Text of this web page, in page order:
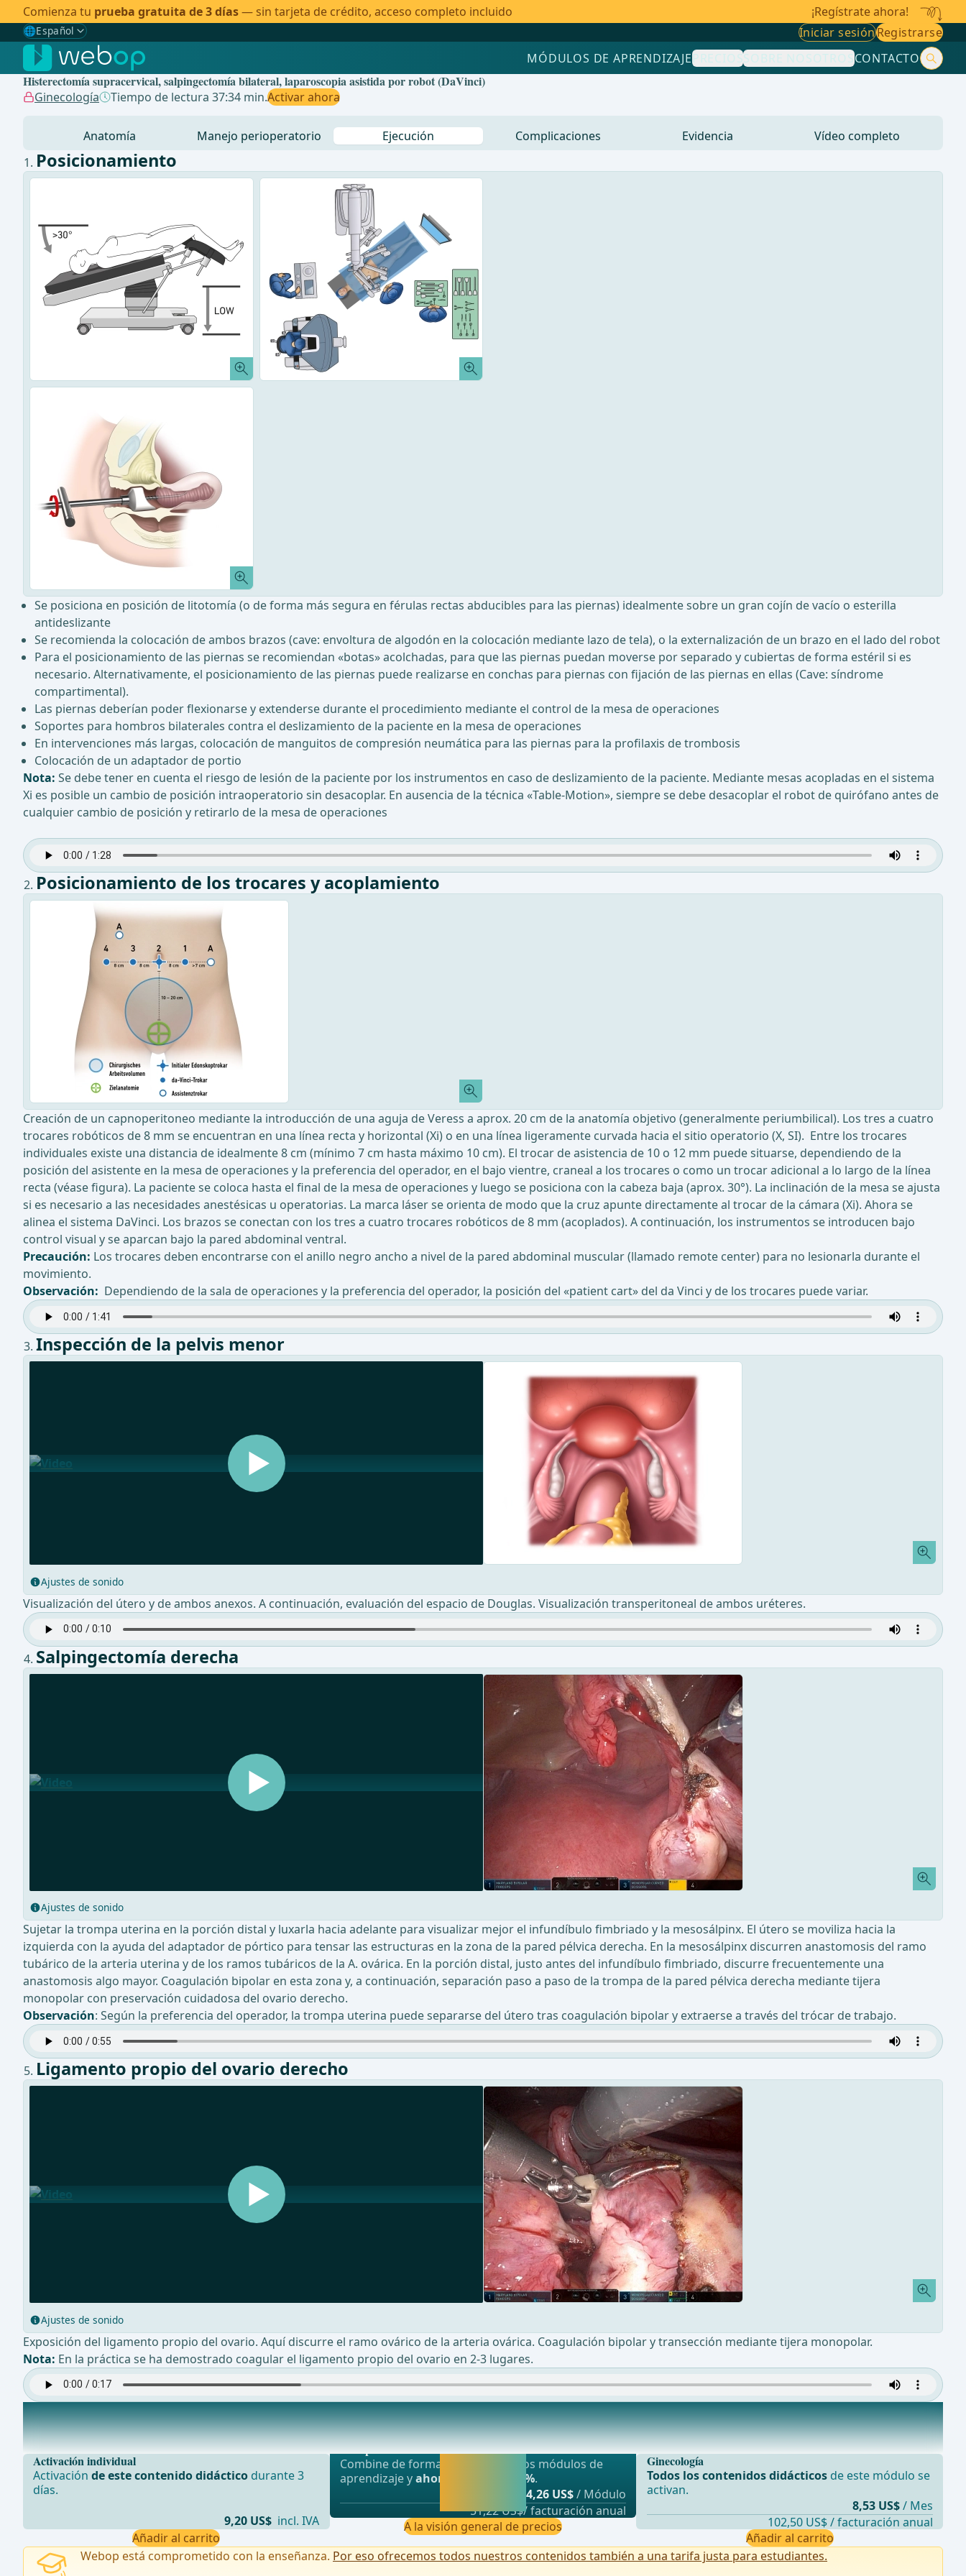
Comienza tu prueba gratuita de 3 días— sin tarjeta de crédito, acceso completo incluido ¡Regístrate ahora!
🌐Español
Gewählte Sprache: Español
🇩🇪 Alemán
🇬🇧Inglés
Brasileño
Iniciar sesiónRegistrarse
MÓDULOS DE APRENDIZAJEPRECIOSSOBRE NOSOTROSCONTACTO
Histerectomía supracervical, salpingectomía bilateral, laparoscopia asistida por robot (DaVinci)
Ginecología Tiempo de lectura 37:34 min.Activar ahora
Anatomía Manejo perioperatorio Ejecución Complicaciones Evidencia Vídeo completo
Posicionamiento
Se posiciona en posición de litotomía (o de forma más segura en férulas rectas abducibles para las piernas) idealmente sobre un gran cojín de vacío o esterilla
antideslizante
Se recomienda la colocación de ambos brazos (cave: envoltura de algodón en la colocación mediante lazo de tela), o la externalización de un brazo en el lado del robot
Para el posicionamiento de las piernas se recomiendan «botas» acolchadas, para que las piernas puedan moverse por separado y cubiertas de forma estéril si es
necesario. Alternativamente, el posicionamiento de las piernas puede realizarse en conchas para piernas con fijación de las piernas en ellas (Cave: síndrome
compartimental).
Las piernas deberían poder flexionarse y extenderse durante el procedimiento mediante el control de la mesa de operaciones
Soportes para hombros bilaterales contra el deslizamiento de la paciente en la mesa de operaciones
En intervenciones más largas, colocación de manguitos de compresión neumática para las piernas para la profilaxis de trombosis
Colocación de un adaptador de portio
Nota: Se debe tener en cuenta el riesgo de lesión de la paciente por los instrumentos en caso de deslizamiento de la paciente. Mediante mesas acopladas en el sistema
Xi es posible un cambio de posición intraoperatorio sin desacoplar. En ausencia de la técnica «Table-Motion», siempre se debe desacoplar el robot de quirófano antes de
cualquier cambio de posición y retirarlo de la mesa de operaciones
Posicionamiento de los trocares y acoplamiento
Creación de un capnoperitoneo mediante la introducción de una aguja de Veress a aprox. 20 cm de la anatomía objetivo (generalmente periumbilical). Los tres a cuatro
trocares robóticos de 8 mm se encuentran en una línea recta y horizontal (Xi) o en una línea ligeramente curvada hacia el sitio operatorio (X, SI). Entre los trocares
individuales existe una distancia de idealmente 8 cm (mínimo 7 cm hasta máximo 10 cm). El trocar de asistencia de 10 o 12 mm puede situarse, dependiendo de la
posición del asistente en la mesa de operaciones y la preferencia del operador, en el bajo vientre, craneal a los trocares o como un trocar adicional a lo largo de la línea
recta (véase figura). La paciente se coloca hasta el final de la mesa de operaciones y luego se posiciona con la cabeza baja (aprox. 30°). La inclinación de la mesa se ajusta
si es necesario a las necesidades anestésicas u operatorias. La marca láser se orienta de modo que la cruz apunte directamente al trocar de la cámara (Xi). Ahora se
alinea el sistema DaVinci. Los brazos se conectan con los tres a cuatro trocares robóticos de 8 mm (acoplados). A continuación, los instrumentos se introducen bajo
control visual y se aparcan bajo la pared abdominal ventral.
Precaución: Los trocares deben encontrarse con el anillo negro ancho a nivel de la pared abdominal muscular (llamado remote center) para no lesionarla durante el
movimiento.
Observación: Dependiendo de la sala de operaciones y la preferencia del operador, la posición del «patient cart» del da Vinci y de los trocares puede variar.
Inspección de la pelvis menor
Ajustes de sonido
Visualización del útero y de ambos anexos. A continuación, evaluación del espacio de Douglas. Visualización transperitoneal de ambos uréteres.
Salpingectomía derecha
Ajustes de sonido
Sujetar la trompa uterina en la porción distal y luxarla hacia adelante para visualizar mejor el infundíbulo fimbriado y la mesosálpinx. El útero se moviliza hacia la
izquierda con la ayuda del adaptador de pórtico para tensar las estructuras en la zona de la pared pélvica derecha. En la mesosálpinx discurren anastomosis del ramo
tubárico de la arteria uterina y de los ramos tubáricos de la A. ovárica. En la porción distal, justo antes del infundíbulo fimbriado, discurre frecuentemente una
anastomosis algo mayor. Coagulación bipolar en esta zona y, a continuación, separación paso a paso de la trompa de la pared pélvica derecha mediante tijera
monopolar con preservación cuidadosa del ovario derecho.
Observación: Según la preferencia del operador, la trompa uterina puede separarse del útero tras coagulación bipolar y extraerse a través del trócar de trabajo.
Ligamento propio del ovario derecho
Ajustes de sonido
Exposición del ligamento propio del ovario. Aquí discurre el ramo ovárico de la arteria ovárica. Coagulación bipolar y transección mediante tijera monopolar.
Nota: En la práctica se ha demostrado coagular el ligamento propio del ovario en 2-3 lugares.
Mesometrio vascular y ligamento ancho derecho
Apertura del peritoneo sobre las estructuras del Lig. Latum dorsal. En este caso, se presta estrict
Activación individual
Activaciónde este contenido didáctico durante 3
días.
9,20 US$ incl. IVA
Añadir al carrito
Oferta más popular
webop - Ahorro flexible
Combine de forma flexible nuestros módulos de
aprendizaje yahorre hasta un 50%.
4,26 US$/ Módulo
51,22 US$/ facturación anual
A la visión general de precios
Ginecología
Todos los contenidos didácticosde este módulo se
activan.
8,53 US$ / Mes
102,50 US$ / facturación anual
Añadir al carrito
Webop está comprometido con la enseñanza. Por eso ofrecemos todos nuestros contenidos también a una tarifa justa para estudiantes.